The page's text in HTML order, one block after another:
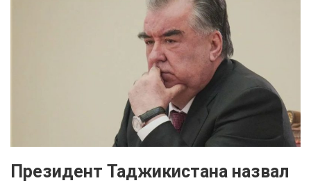
Президент Таджикистана назвал